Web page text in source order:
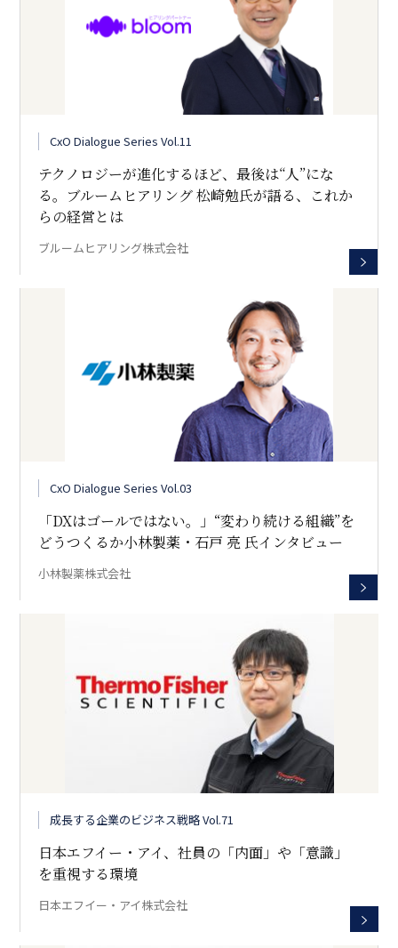
CxO Dialogue Series Vol.11
テクノロジーが進化するほど、最後は“人”にな
る。ブルームヒアリング 松崎勉氏が語る、これか
らの経営とは
ブルームヒアリング株式会社
CxO Dialogue Series Vol.03
「DXはゴールではない。」“変わり続ける組織”を
どうつくるか――小林製薬・石戸 亮 氏インタビュー
小林製薬株式会社
成長する企業のビジネス戦略 Vol.71
日本エフイー・アイ、社員の「内面」や「意識」
を重視する環境
日本エフイー・アイ株式会社